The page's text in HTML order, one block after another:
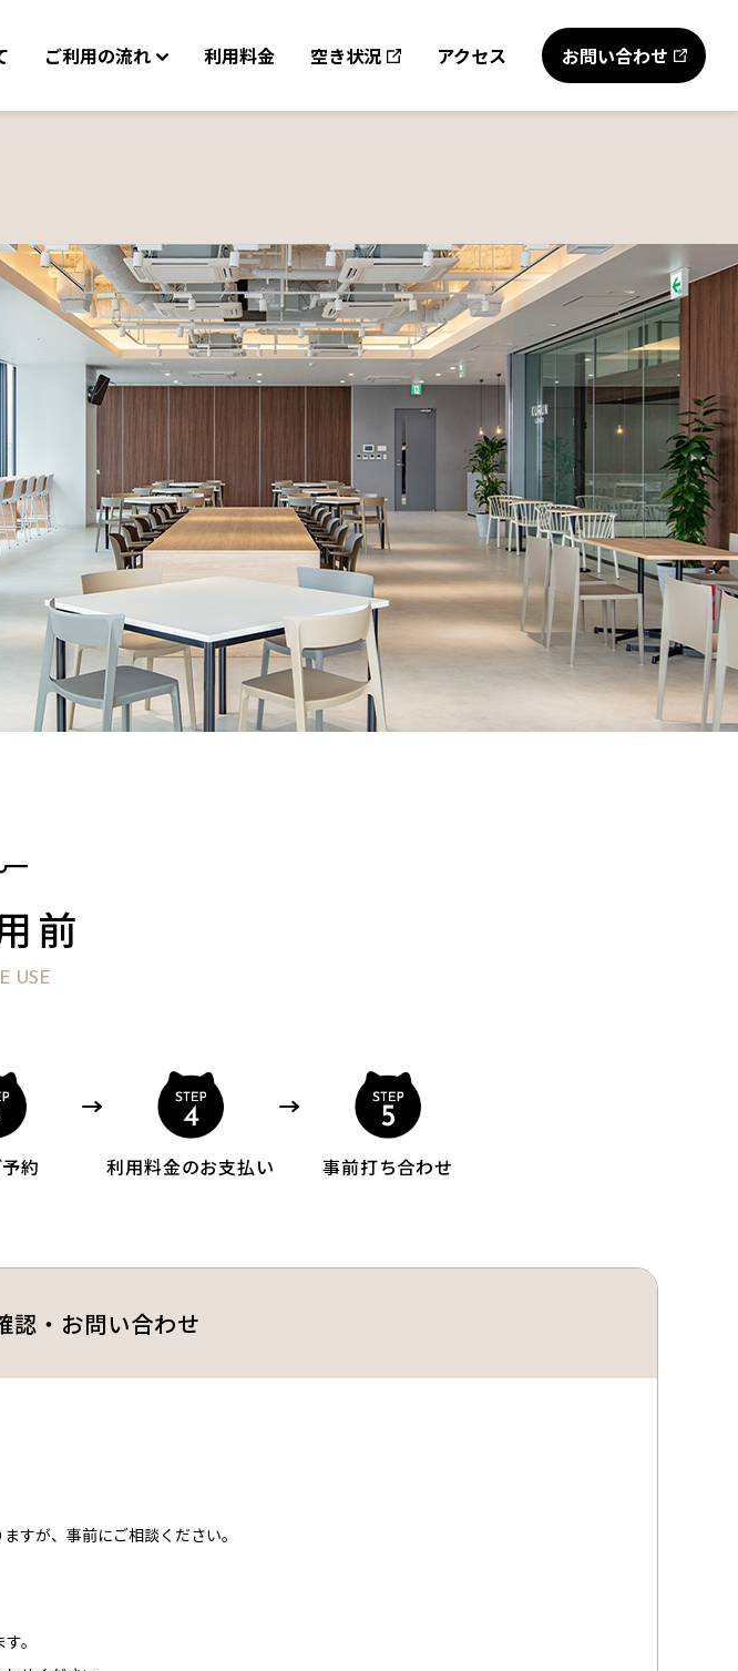
ご利用の流れ 利用料金 空き状況 アクセス お問い合わせ
前
USE
約 利用料金のお支払い 事前打ち合わせ
認・お問い合わせ
すが、事前にご相談ください。
。